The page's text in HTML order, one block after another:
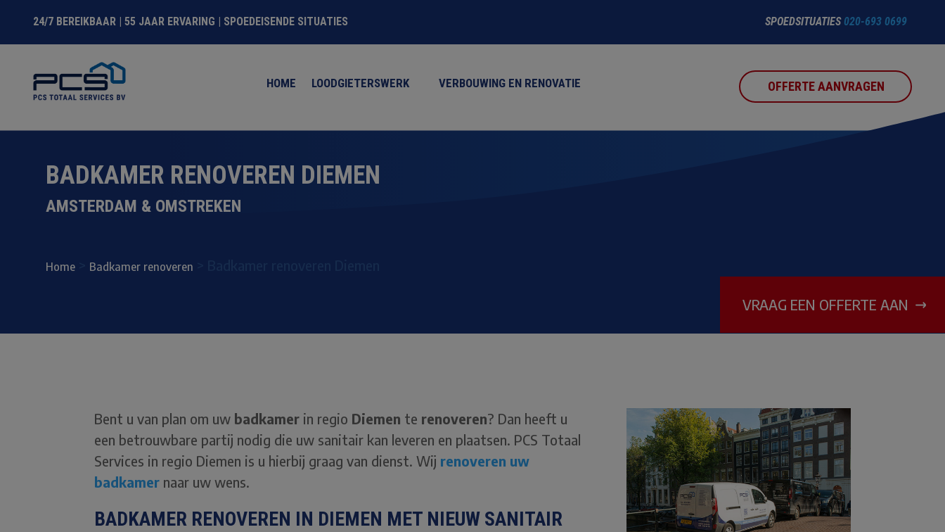
24/7 BEREIKBAAR | 55 JAAR ERVARING | SPOEDEISENDE SITUATIES SPOEDSITUATIES 020-693 0699
HOME LOODGIETERSWERK VERBOUWING EN RENOVATIE OFFERTE AANVRAGEN
BADKAMER RENOVEREN DIEMEN
AMSTERDAM & OMSTREKEN
Home> Badkamer renoveren
VRAAG EEN OFFERTE AAN
Bent u van plan om uw badkamer in regio Diemen te renoveren? Dan heeft u
een betrouwbare partij nodig die uw sanitair kan leveren en plaatsen. PCS Totaal
Services in regio Diemen is u hierbij graag van dienst. Wij renoveren uw
badkamer naar uw wens.
BADKAMER RENOVEREN IN DIEMEN MET NIEUW SANITAIR